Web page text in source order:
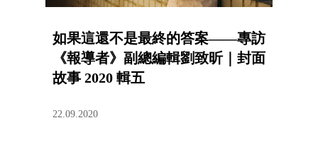
如果這還不是最終的答案——專訪
《報導者》副總編輯劉致昕｜封面
故事 2020 輯五
22.09.2020